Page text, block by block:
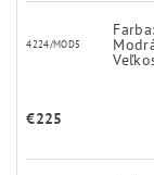
4224/MOD5
Farba:
€225